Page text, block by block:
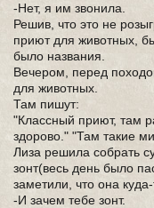
-Нет, я им звонила.
Решив, что это не
приют для животных,
было названия.
Вечером, перед
для животных.
Там пишут:
"Классный приют, там
здорово." "Там такие
Лиза решила собрать
зонт(весь день было
заметили, что она
-И зачем тебе зонт.